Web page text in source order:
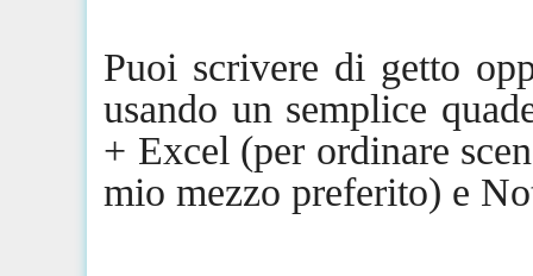
Puoi scrivere di getto
usando un semplice
+ Excel (per ordinare
mio mezzo preferito) e